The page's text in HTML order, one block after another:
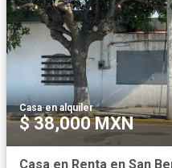
Casa·en alquiler
$ 38,000 MXN